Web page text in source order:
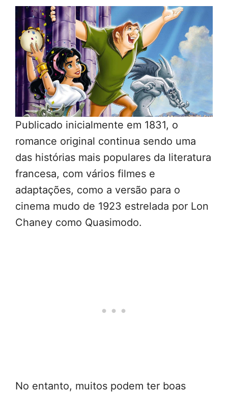
Publicado inicialmente em 1831, o
romance original continua sendo uma
das histórias mais populares da literatura
francesa, com vários filmes e
adaptações, como a versão para o
cinema mudo de 1923 estrelada por Lon
Chaney como Quasimodo.
No entanto, muitos podem ter boas